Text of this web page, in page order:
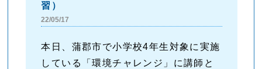
習）
22/05/17
本日、蒲郡市で小学校4年生対象に実施
している「環境チャレンジ」に講師と